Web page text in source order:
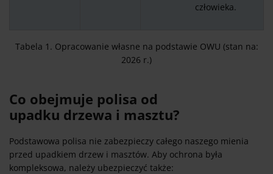
człowieka.
Tabela 1. Opracowanie własne na podstawie OWU (stan na:
2026 r.)
Co obejmuje polisa od
upadku drzewa i masztu?
Podstawowa polisa nie zabezpieczy całego naszego mienia
przed upadkiem drzew i masztów. Aby ochrona była
kompleksowa, należy ubezpieczyć także: